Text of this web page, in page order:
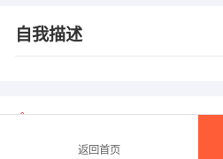
自我描述
1、本平台仅供信息发布，不会收取押金、
返回首页